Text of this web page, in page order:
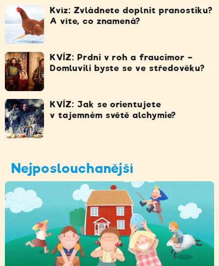
Kvíz: Zvládnete doplnit pranostiku?
A víte, co znamená?
KVÍZ: Prdni v roh a fraucimor –
Domluvili byste se ve středověku?
KVÍZ: Jak se orientujete
v tajemném světě alchymie?
Nejposlouchanější